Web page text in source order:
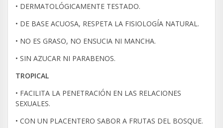
• DERMATOLÓGICAMENTE TESTADO.
• DE BASE ACUOSA, RESPETA LA FISIOLOGÍA NATURAL.
• NO ES GRASO, NO ENSUCIA NI MANCHA.
• SIN AZUCAR NI PARABENOS.
TROPICAL
• FACILITA LA PENETRACIÓN EN LAS RELACIONES
SEXUALES.
• CON UN PLACENTERO SABOR A FRUTAS DEL BOSQUE.